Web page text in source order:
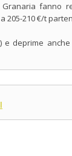
fanno
205-210 €/t
deprime